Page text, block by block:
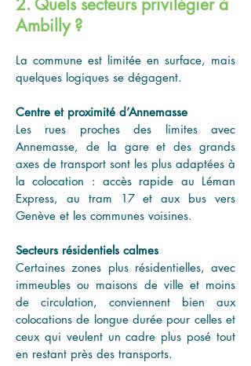
2. Quels secteurs privilégier à
Ambilly ?
La commune est limitée en surface, mais
quelques logiques se dégagent.
Centre et proximité d’Annemasse
Les rues proches des limites avec
Annemasse, de la gare et des grands
axes de transport sont les plus adaptées à
la colocation : accès rapide au Léman
Express, au tram 17 et aux bus vers
Genève et les communes voisines.
Secteurs résidentiels calmes
Certaines zones plus résidentielles, avec
immeubles ou maisons de ville et moins
de circulation, conviennent bien aux
colocations de longue durée pour celles et
ceux qui veulent un cadre plus posé tout
en restant près des transports.